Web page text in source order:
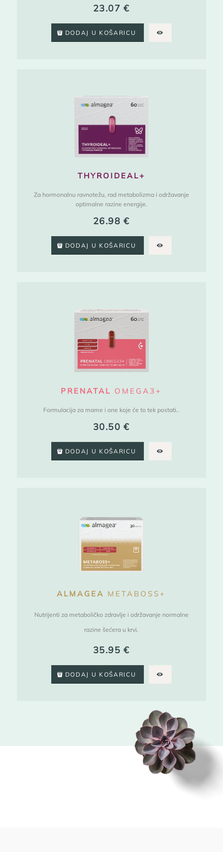
23.07€
DODAJ U KOŠARICU
THYROIDEAL+
Za hormonalnu ravnotežu, rad metabolizma i održavanje
optimalne razine energije.
26.98€
DODAJ U KOŠARICU
PRENATAL OMEGA3+
Formulacija za mame i one koje će to tek postati..
30.50€
DODAJ U KOŠARICU
ALMAGEA METABOSS+
Nutrijenti za metaboličko zdravlje i održavanje normalne
razine šećera u krvi.
35.95€
DODAJ U KOŠARICU